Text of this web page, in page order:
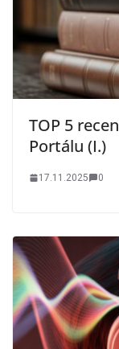
TOP 5
Portálu (I.)
17.11.2025 0